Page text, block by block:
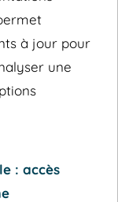
à jour pour
une
: accès